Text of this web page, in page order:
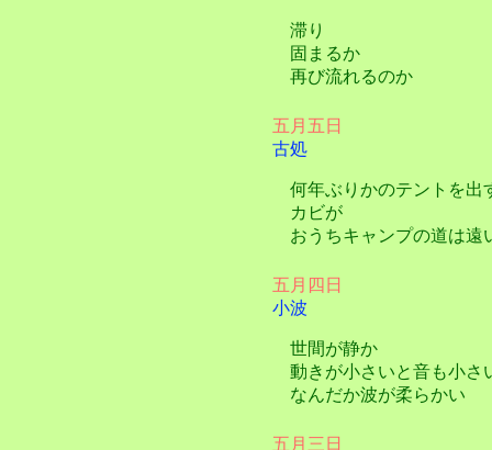
滞り
固まるか
再び流れるのか
五月五日
古処
何年ぶりかのテントを出
カビが
おうちキャンプの道は遠
五月四日
小波
世間が静か
動きが小さいと音も小さ
なんだか波が柔らかい
五月三日